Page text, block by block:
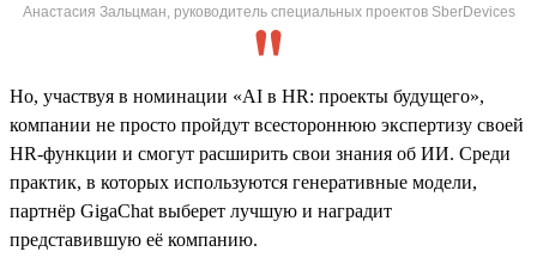
Анастасия Зальцман, руководитель специальных проектов SberDevices
Но, участвуя в номинации «AI в HR: проекты будущего»,
компании не просто пройдут всестороннюю экспертизу своей
HR-функции и смогут расширить свои знания об ИИ. Среди
практик, в которых используются генеративные модели,
партнёр GigaChat выберет лучшую и наградит
представившую её компанию.